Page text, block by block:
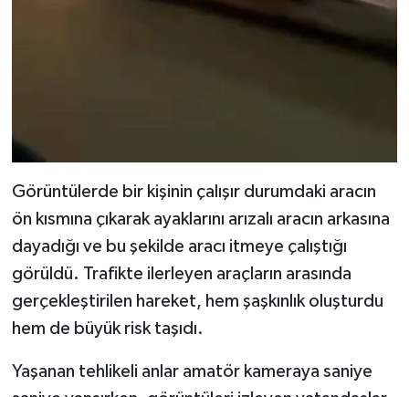
Görüntülerde bir kişinin çalışır durumdaki aracın
ön kısmına çıkarak ayaklarını arızalı aracın arkasına
dayadığı ve bu şekilde aracı itmeye çalıştığı
görüldü. Trafikte ilerleyen araçların arasında
gerçekleştirilen hareket, hem şaşkınlık oluşturdu
hem de büyük risk taşıdı.
Yaşanan tehlikeli anlar amatör kameraya saniye